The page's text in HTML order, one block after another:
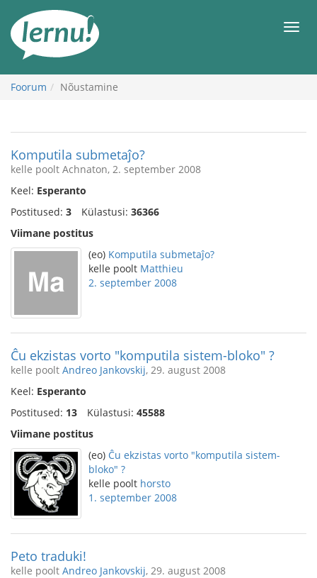
juurde
Foorum Nõustamine
Komputila submetaĵo?
kelle poolt Achnaton, 2. september 2008
Keel: Esperanto
Postitused: 3 Külastusi: 36366
Viimane postitus
(eo) Komputila submetaĵo?
kelle poolt Matthieu
2. september 2008
Ĉu ekzistas vorto "komputila sistem-bloko" ?
kelle poolt Andreo Jankovskij, 29. august 2008
Keel: Esperanto
Postitused: 13 Külastusi: 45588
Viimane postitus
(eo) Ĉu ekzistas vorto "komputila sistem-
bloko" ?
kelle poolt horsto
1. september 2008
Peto traduki!
kelle poolt Andreo Jankovskij, 29. august 2008